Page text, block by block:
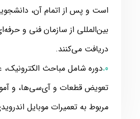
است و پس از اتمام آن،
بین‌المللی از سازمان فنی و
دریافت می‌کنند.
دوره شامل مباحث الکترونیک،
تعویض قطعات و آی‌سی‌ها، و
مربوط به تعمیرات موبایل